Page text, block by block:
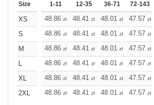
Size 1-11 12-35 36-71 72-143
XS 48.86 zł 48.41 zł 48.01 zł 47.57 zł
S
48.86 zł 48.41 zł 48.01 zł 47.57 zł
M
48.86 zł 48.41 zł 48.01 zł 47.57 zł
L
48.86 zł 48.41 zł 48.01 zł 47.57 zł
XL
48.86 zł 48.41 zł 48.01 zł 47.57 zł
2XL
48.86 zł 48.41 zł 48.01 zł 47.57 zł